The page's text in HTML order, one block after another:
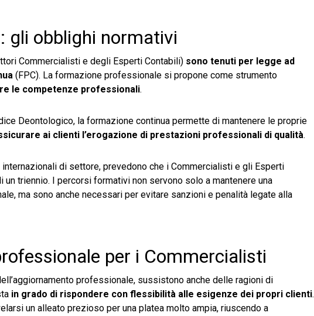
gli obblighi normativi
Commercialisti e degli Esperti Contabili) sono tenuti per legge ad
(FPC). La formazione professionale si propone come strumento
le competenze professionali.
Deontologico, la formazione continua permette di mantenere le proprie
ai clienti l’erogazione di prestazioni professionali di qualità.
di settore, prevedono che i Commercialisti e gli Esperti
triennio. I percorsi formativi non servono solo a mantenere una
ma sono anche necessari per evitare sanzioni e penalità legate alla
per i Commercialisti
professionale, sussistono anche delle ragioni di
in grado di rispondere con flessibilità alle esigenze dei propri clienti.
un alleato prezioso per una platea molto ampia, riuscendo a